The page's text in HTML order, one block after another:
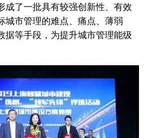
成了一批具有较强创新性、有效
城市管理的难点、痛点、薄弱
据等手段，为提升城市管理能级